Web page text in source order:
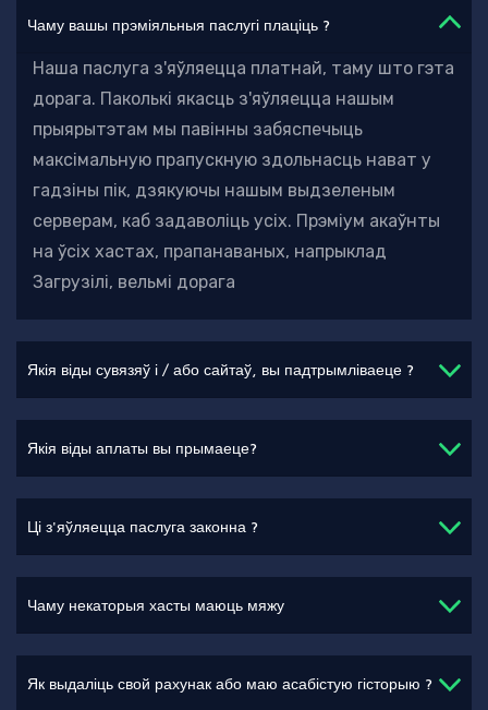
Чаму вашы прэміяльныя паслугі плаціць ?
Наша паслуга з'яўляецца платнай, таму што гэта
дорага. Паколькі якасць з'яўляецца нашым
прыярытэтам мы павінны забяспечыць
максімальную прапускную здольнасць нават у
гадзіны пік, дзякуючы нашым выдзеленым
серверам, каб задаволіць усіх. Прэміум акаўнты
на ўсіх хастах, прапанаваных, напрыклад
Загрузілі, вельмі дорага
Якія віды сувязяў і / або сайтаў, вы падтрымліваеце ?
Якія віды аплаты вы прымаеце?
Ці з'яўляецца паслуга законна ?
Чаму некаторыя хасты маюць мяжу
Як выдаліць свой рахунак або маю асабістую гісторыю ?